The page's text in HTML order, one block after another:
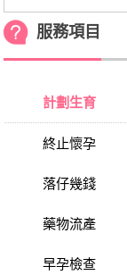
服務項目
計劃生育
終止懷孕
落仔幾錢
藥物流產
早孕檢查